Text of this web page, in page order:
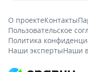
О проектеКонтакты
Пользовательское
Политика
Наши экспертыНаши